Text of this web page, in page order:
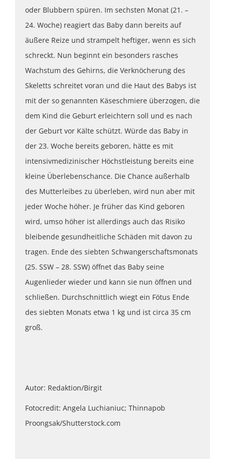
oder Blubbern spüren. Im sechsten Monat (21. –
24. Woche) reagiert das Baby dann bereits auf
äußere Reize und strampelt heftiger, wenn es sich
schreckt. Nun beginnt ein besonders rasches
Wachstum des Gehirns, die Verknöcherung des
Skeletts schreitet voran und die Haut des Babys ist
mit der so genannten Käseschmiere überzogen, die
dem Kind die Geburt erleichtern soll und es nach
der Geburt vor Kälte schützt. Würde das Baby in
der 23. Woche bereits geboren, hätte es mit
intensivmedizinischer Höchstleistung bereits eine
kleine Überlebenschance. Die Chance außerhalb
des Mutterleibes zu überleben, wird nun aber mit
jeder Woche höher. Je früher das Kind geboren
wird, umso höher ist allerdings auch das Risiko
bleibende gesundheitliche Schäden mit davon zu
tragen. Ende des siebten Schwangerschaftsmonats
(25. SSW – 28. SSW) öffnet das Baby seine
Augenlieder wieder und kann sie nun öffnen und
schließen. Durchschnittlich wiegt ein Fötus Ende
des siebten Monats etwa 1 kg und ist circa 35 cm
groß.
Autor: Redaktion/Birgit
Fotocredit: Angela Luchianiuc; Thinnapob
Proongsak/Shutterstock.com